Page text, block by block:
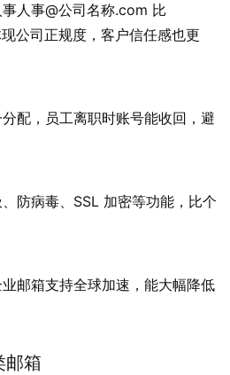
人事@公司名称.com 比
公司正规度，客户信任感也更
配，员工离职时账号能收回，避
防病毒、SSL 加密等功能，比个
邮箱支持全球加速，能大幅降低
邮箱